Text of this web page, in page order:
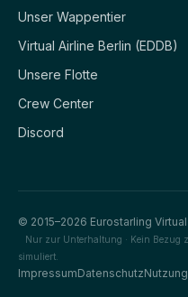
Unser Wappentier
Virtual Airline Berlin (EDDB)
Unsere Flotte
Crew Center
Discord
© 2015–2026 Eurostarling
Nur zur Unterhaltung · Kein Bezug
simuliert.
ImpressumDatenschutz